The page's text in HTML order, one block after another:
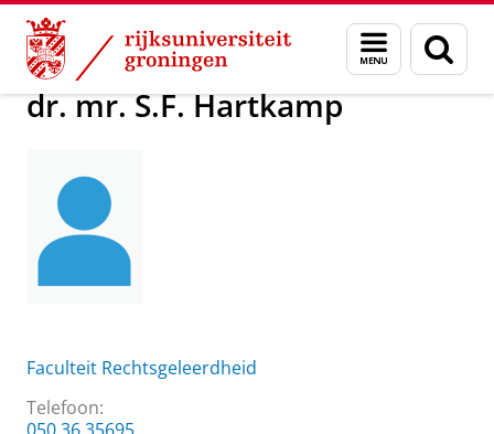
Skip
Content
Skip
Navigation
Menu
en
zoeken
Over ons dr. mr. S.F. Hartkamp
dr. mr. S.F. Hartkamp
Faculteit Rechtsgeleerdheid
Telefoon: